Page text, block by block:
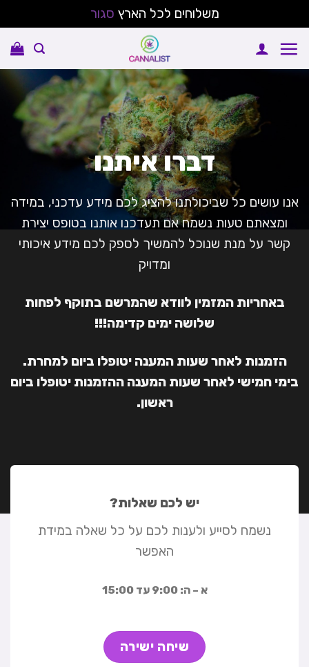
משלוחים לכל הארץ סגור
to
דברו איתנו
אנו עושים כל שביכולתנו להציג לכם מידע עדכני, במידה
ומצאתם טעות נשמח אם תעדכנו אותנו בטופס יצירת
קשר על מנת שנוכל להמשיך לספק לכם מידע איכותי
ומדויק
באחריות המזמין לוודא שהמרשם בתוקף לפחות
שלושה ימים קדימה!!!
הזמנות לאחר שעות המענה יטופלו ביום למחרת.
בימי חמישי לאחר שעות המענה ההזמנות יטופלו ביום
ראשון.
יש לכם שאלות?
נשמח לסייע ולענות לכם על כל שאלה במידת
האפשר
א – ה: 9:00 עד 15:00
שיחה ישירה